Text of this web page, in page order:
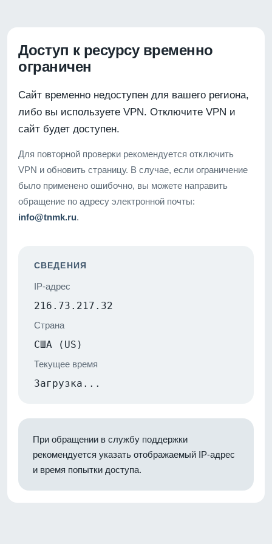
Доступ к ресурсу временно
ограничен
Сайт временно недоступен для вашего региона,
либо вы используете VPN. Отключите VPN и
сайт будет доступен.
Для повторной проверки рекомендуется отключить
VPN и обновить страницу. В случае, если ограничение
было применено ошибочно, вы можете направить
обращение по адресу электронной почты:
info@tnmk.ru.
СВЕДЕНИЯ
IP-адрес
216.73.217.32
Страна
США (US)
Текущее время
Загрузка...
При обращении в службу поддержки
рекомендуется указать отображаемый IP-адрес
и время попытки доступа.